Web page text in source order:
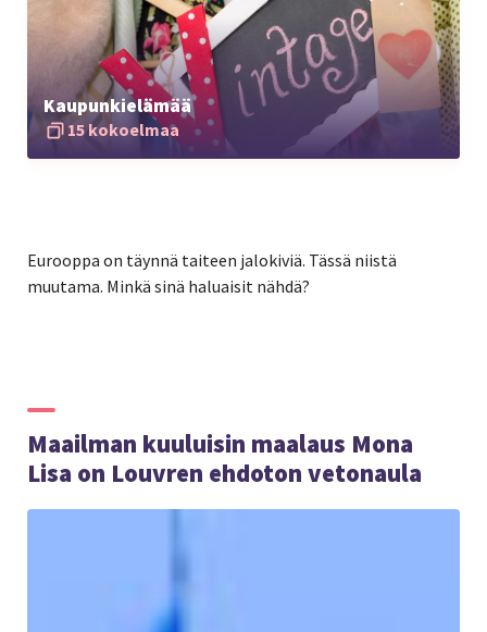
Kaupunkielämää
15 kokoelmaa
Eurooppa on täynnä taiteen jalokiviä. Tässä niistä
muutama. Minkä sinä haluaisit nähdä?
Maailman kuuluisin maalaus Mona
Lisa on Louvren ehdoton vetonaula